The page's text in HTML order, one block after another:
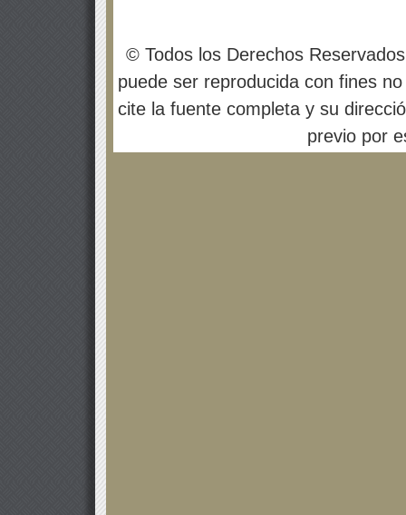
© Todos los Derechos
puede ser reproducida con fines
cite la fuente completa y su
previo por